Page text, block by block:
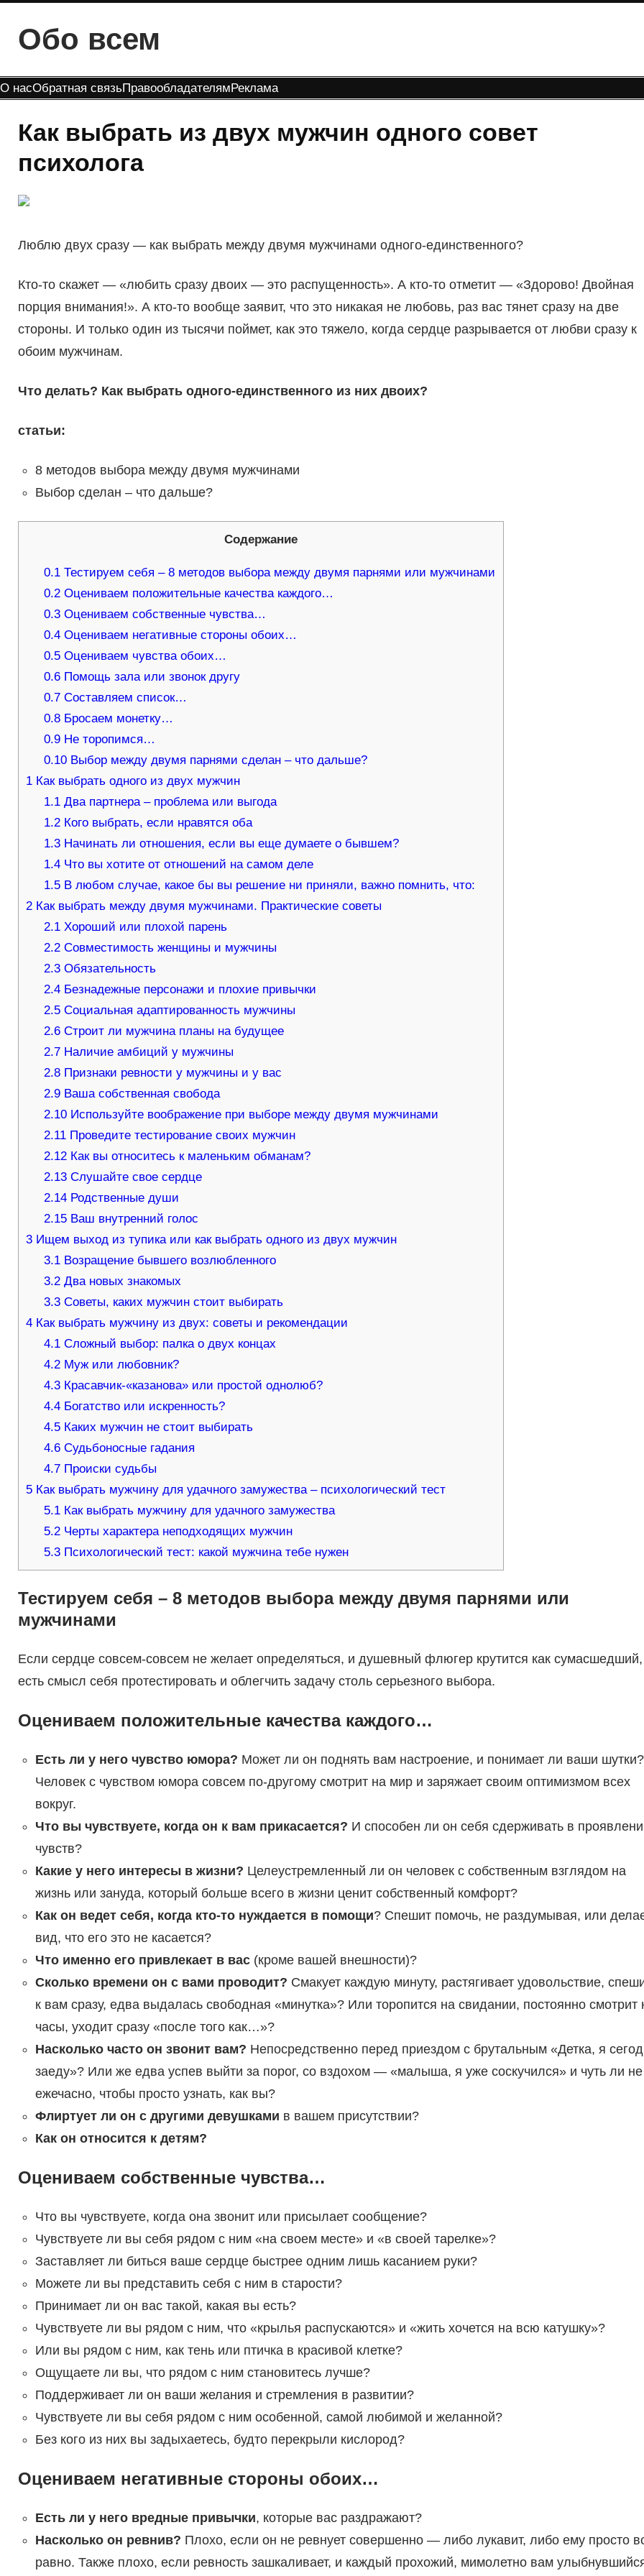
содержимому
Обо всем
О насОбратная связьПравообладателямРеклама
Как выбрать из двух мужчин одного совет
психолога
Люблю двух сразу — как выбрать между двумя мужчинами одного-единственного?
Кто-то скажет — «любить сразу двоих — это распущенность». А кто-то отметит — «Здорово! Двойная
порция внимания!». А кто-то вообще заявит, что это никакая не любовь, раз вас тянет сразу на две
стороны. И только один из тысячи поймет, как это тяжело, когда сердце разрывается от любви сразу к
обоим мужчинам.
Что делать? Как выбрать одного-единственного из них двоих?
статьи:
8 методов выбора между двумя мужчинами
Выбор сделан – что дальше?
Содержание
0.1 Тестируем себя – 8 методов выбора между двумя парнями или мужчинами
0.2 Оцениваем положительные качества каждого…
0.3 Оцениваем собственные чувства…
0.4 Оцениваем негативные стороны обоих…
0.5 Оцениваем чувства обоих…
0.6 Помощь зала или звонок другу
0.7 Составляем список…
0.8 Бросаем монетку…
0.9 Не торопимся…
0.10 Выбор между двумя парнями сделан – что дальше?
1Как выбрать одного из двух мужчин
1.1 Два партнера – проблема или выгода
1.2 Кого выбрать, если нравятся оба
1.3 Начинать ли отношения, если вы еще думаете о бывшем?
1.4 Что вы хотите от отношений на самом деле
1.5 В любом случае, какое бы вы решение ни приняли, важно помнить, что:
2Как выбрать между двумя мужчинами. Практические советы
2.1 Хороший или плохой парень
2.2 Совместимость женщины и мужчины
2.3 Обязательность
2.4 Безнадежные персонажи и плохие привычки
2.5 Социальная адаптированность мужчины
2.6 Строит ли мужчина планы на будущее
2.7 Наличие амбиций у мужчины
2.8 Признаки ревности у мужчины и у вас
2.9 Ваша собственная свобода
2.10 Используйте воображение при выборе между двумя мужчинами
2.11 Проведите тестирование своих мужчин
2.12 Как вы относитесь к маленьким обманам?
2.13 Слушайте свое сердце
2.14 Родственные души
2.15 Ваш внутренний голос
3Ищем выход из тупика или как выбрать одного из двух мужчин
3.1 Возращение бывшего возлюбленного
3.2 Два новых знакомых
3.3 Советы, каких мужчин стоит выбирать
4Как выбрать мужчину из двух: советы и рекомендации
4.1 Сложный выбор: палка о двух концах
4.2 Муж или любовник?
4.3 Красавчик-«казанова» или простой однолюб?
4.4 Богатство или искренность?
4.5 Каких мужчин не стоит выбирать
4.6 Судьбоносные гадания
4.7 Происки судьбы
5Как выбрать мужчину для удачного замужества – психологический тест
5.1 Как выбрать мужчину для удачного замужества
5.2 Черты характера неподходящих мужчин
5.3 Психологический тест: какой мужчина тебе нужен
Тестируем себя – 8 методов выбора между двумя парнями или
мужчинами
Если сердце совсем-совсем не желает определяться, и душевный флюгер крутится как сумасшедший,
есть смысл себя протестировать и облегчить задачу столь серьезного выбора.
Оцениваем положительные качества каждого…
Есть ли у него чувство юмора? Может ли он поднять вам настроение, и понимает ли ваши шутки?
Человек с чувством юмора совсем по-другому смотрит на мир и заряжает своим оптимизмом всех
вокруг.
Что вы чувствуете, когда он к вам прикасается? И способен ли он себя сдерживать в
чувств?
Какие у него интересы в жизни? Целеустремленный ли он человек с собственным взглядом на
жизнь или зануда, который больше всего в жизни ценит собственный комфорт?
Как он ведет себя, когда кто-то нуждается в помощи? Спешит помочь, не раздумывая, или
вид, что его это не касается?
Что именно его привлекает в вас(кроме вашей внешности)?
Сколько времени он с вами проводит? Смакует каждую минуту, растягивает удовольствие,
к вам сразу, едва выдалась свободная «минутка»? Или торопится на свидании, постоянно смотрит
часы, уходит сразу «после того как…»?
Насколько часто он звонит вам? Непосредственно перед приездом с брутальным «Детка, я
заеду»? Или же едва успев выйти за порог, со вздохом — «малыша, я уже соскучился» и чуть ли не
ежечасно, чтобы просто узнать, как вы?
Флиртует ли он с другими девушками в вашем присутствии?
Как он относится к детям?
Оцениваем собственные чувства…
Что вы чувствуете, когда она звонит или присылает сообщение?
Чувствуете ли вы себя рядом с ним «на своем месте» и «в своей тарелке»?
Заставляет ли биться ваше сердце быстрее одним лишь касанием руки?
Можете ли вы представить себя с ним в старости?
Принимает ли он вас такой, какая вы есть?
Чувствуете ли вы рядом с ним, что «крылья распускаются» и «жить хочется на всю катушку»?
Или вы рядом с ним, как тень или птичка в красивой клетке?
Ощущаете ли вы, что рядом с ним становитесь лучше?
Поддерживает ли он ваши желания и стремления в развитии?
Чувствуете ли вы себя рядом с ним особенной, самой любимой и желанной?
Без кого из них вы задыхаетесь, будто перекрыли кислород?
Оцениваем негативные стороны обоих…
Есть ли у него вредные привычки, которые вас раздражают?
Насколько он ревнив? Плохо, если он не ревнует совершенно — либо лукавит, либо ему просто
равно. Также плохо, если ревность зашкаливает, и каждый прохожий, мимолетно вам